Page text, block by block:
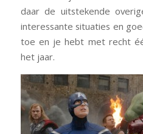
daar de uitstekende
interessante situaties en
toe en je hebt met recht
het jaar.